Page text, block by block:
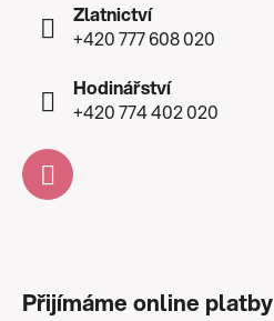
Zlatnictví
+420 777 608 020
Hodinářství
+420 774 402 020
Přijímáme online platby